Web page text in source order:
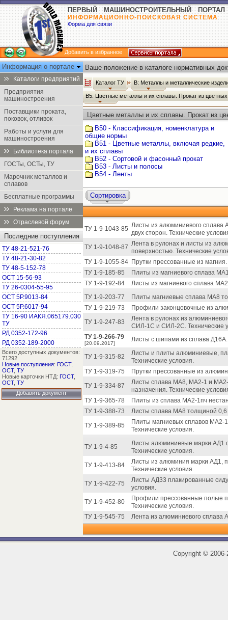
ПЕРВЫЙ МАШИНОСТРОИТЕЛЬНЫЙ ПОРТАЛ
ИНФОРМАЦИОННО-ПОИСКОВАЯ СИСТЕМА
Форма для связи
Добавить в избранное
Информация о портале
Каталоги предприятий
Предприятия
машиностроения
Поставщики проката,
поковок, отливок
Работы и услуги для
машиностроения
Библиотека портала
ГОСТы, ОСТы, ТУ
Марочник металлов и
сплавов
Бесплатные программы
Реклама на портале
Отраслевой форум
Последние поступления
ТУ 48-21-521-76
ТУ 48-21-30-82
ТУ 48-5-152-78
ОСТ 15-56-93
ТУ 26-0304-55-95
ОСТ 5Р.9013-84
ОСТ 5Р.6017-94
ТУ 16-90 ИАКЯ.065179.030
ТУ
РД 0352-172-96
РД 0352-189-2000
Всего доступных документов:
71292
Новые поступления: ГОСТ,
ОСТ, ТУ
Новые карточки НТД: ГОСТ,
ОСТ, ТУ
Добавить документ
Ваше положение в каталоге нормативных
Каталог ТУ В: Металлы и металлические
В5: Цветные металлы и их сплавы. Прокат из
Цветные металлы и их сплавы. Прокат из
В50 - Классификация, номенклатура и
общие нормы
В51 - Цветные металлы, включая редкие,
и их сплавы
В52 - Сортовой и фасонный прокат
В53 - Листы и полосы
В54 - Ленты
Сортировка
ТУ 1-9-1043-85 Листы из алюминиевого сплава
двух сторон. Технические
ТУ 1-9-1048-87 Лента в рулонах и листы из
поверхностью. Технические
ТУ 1-9-1055-84 Прутки прессованные из
ТУ 1-9-185-85
Плиты из магниевого сплава
ТУ 1-9-192-84
Листы из магниевого сплава
ТУ 1-9-203-77
Плиты магниевые сплава МА8
ТУ 1-9-219-73
Профили законцовочные из
ТУ 1-9-247-83
Лента в рулонах из
СИЛ-1С и СИЛ-2С. Технические
ТУ 1-9-266-79
[20.09.2017]
Листы с шипами из сплава Д16А.
ТУ 1-9-315-82
Листы и плиты алюминиевые,
Технические условия.
ТУ 1-9-319-75
Прутки прессованные из
ТУ 1-9-334-87
Листы сплава МА8, МА2-1 и
назначения. Технические
ТУ 1-9-365-78
Плиты из сплава МА2-1пч
ТУ 1-9-388-73
Листы сплава МА8 толщиной 0,6
ТУ 1-9-389-85
Плиты магниевых сплавов МА2-
Технические условия.
ТУ 1-9-4-85
Листы алюминиевые марки АД1
Технические условия.
ТУ 1-9-413-84
Листы из алюминия марки АД1,
Технические условия.
ТУ 1-9-422-75
Листы АД33 плакированные
условия.
ТУ 1-9-452-80
Профили прессованные полые
Технические условия.
ТУ 1-9-545-75
Лента из алюминиевого сплава
Copyright ©